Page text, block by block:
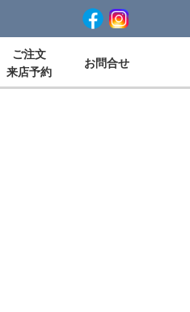
ご注文
来店予約
お問合せ